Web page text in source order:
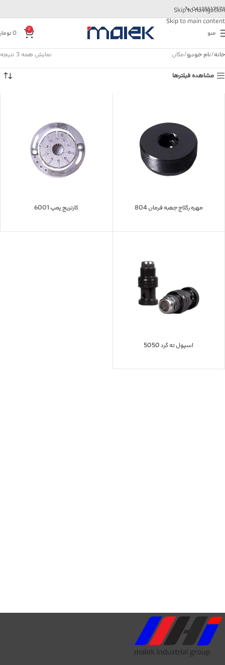
Skip to navigation
Skip to main content
04135517573
📞
منو 0
0
خانه نام خودرو مگان
نمایش همه 3 نتیجه
مشاهده فیلترها
مهره رگلاج جعبه فرمان 804 کارتریج پمپ 6001
اسپول ته گرد 5050